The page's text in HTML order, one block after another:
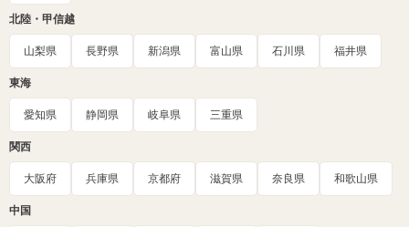
北陸・甲信越
山梨県 長野県 新潟県 富山県 石川県 福井県
東海
愛知県 静岡県 岐阜県 三重県
関西
大阪府 兵庫県 京都府 滋賀県 奈良県 和歌山県
中国